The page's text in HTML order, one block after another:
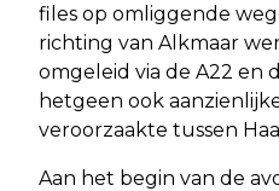
files op omliggende
richting van Alkmaar
omgeleid via de A22 en
hetgeen ook
veroorzaakte tussen
Aan het begin van de